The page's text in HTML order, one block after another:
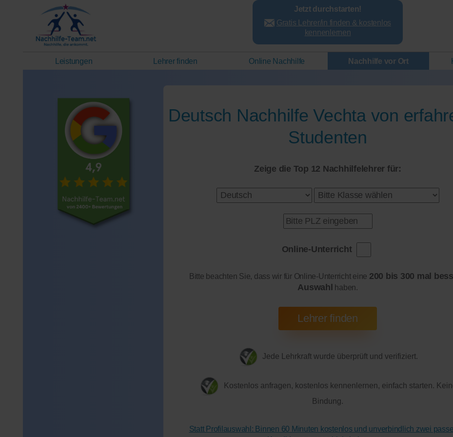
Jetzt durchstarten!
Gratis Lehrer/in finden & kostenlos
kennenlernen
Leistungen Lehrer finden Online Nachhilfe Nachhilfe vor Ort
Deutsch Nachhilfe Vechta von
Studenten
Zeige die Top 12 Nachhilfelehrer für:
Online-Unterricht
Bitte beachten Sie, dass wir für Online-Unterricht eine 200 bis 300 mal
Auswahl
haben.
Jede Lehrkraft wurde überprüft und verifiziert.
Kostenlos anfragen, kostenlos kennenlernen, einfach starten.
Bindung.
Statt Profilauswahl: Binnen 60 Minuten kostenlos und unverbindlich zwei